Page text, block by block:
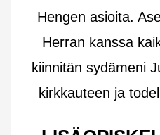
Hengen asioita.
Herran kanssa
kiinnitän sydämeni
kirkkauteen ja